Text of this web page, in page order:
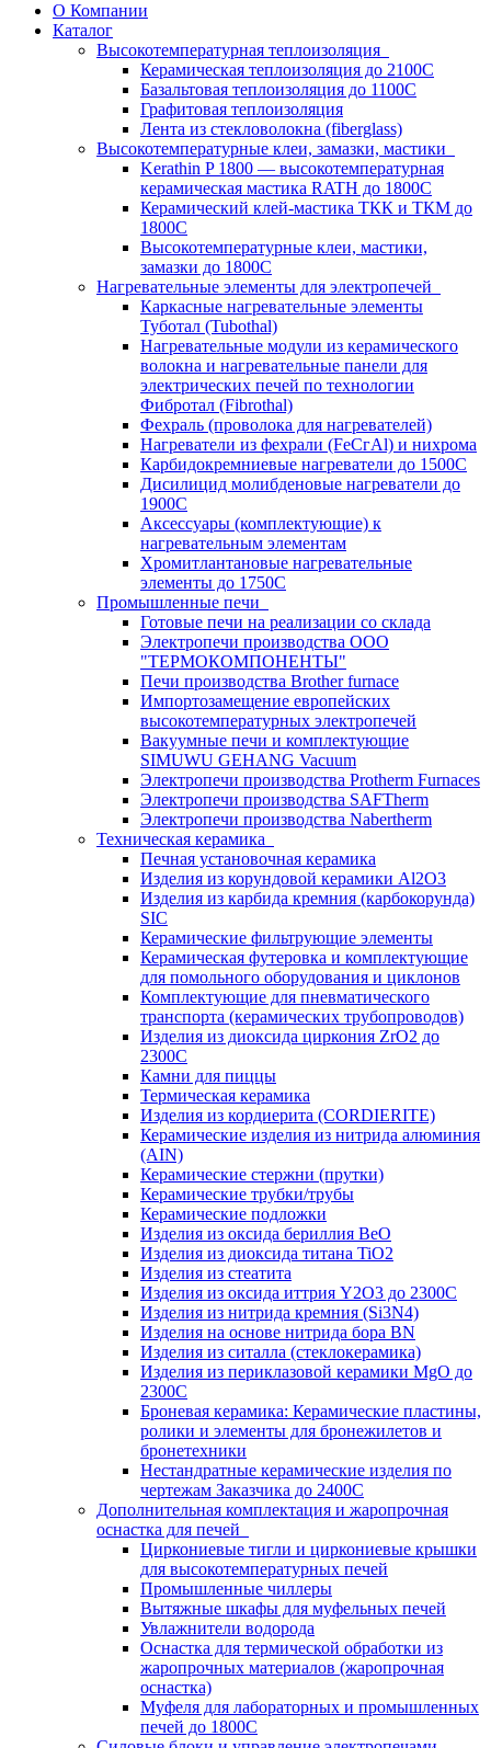
О Компании
Каталог
Высокотемпературная теплоизоляция
Керамическая теплоизоляция до 2100С
Базальтовая теплоизоляция до 1100С
Графитовая теплоизоляция
Лента из стекловолокна (fiberglass)
Высокотемпературные клеи, замазки, мастики
Kerathin P 1800 — высокотемпературная
керамическая мастика RATH до 1800C
Керамический клей-мастика ТКК и ТКМ до
1800С
Высокотемпературные клеи, мастики,
замазки до 1800С
Нагревательные элементы для электропечей
Каркасные нагревательные элементы
Туботал (Tubothal)
Нагревательные модули из керамического
волокна и нагревательные панели для
электрических печей по технологии
Фибротал (Fibrothal)
Фехраль (проволока для нагревателей)
Нагреватели из фехрали (FеСгАl) и нихрома
Карбидокремниевые нагреватели до 1500С
Дисилицид молибденовые нагреватели до
1900С
Аксессуары (комплектующие) к
нагревательным элементам
Хромитлантановые нагревательные
элементы до 1750С
Промышленные печи
Готовые печи на реализации со склада
Электропечи производства ООО
"ТЕРМОКОМПОНЕНТЫ"
Печи производства Brother furnace
Импортозамещение европейских
высокотемпературных электропечей
Вакуумные печи и комплектующие
SIMUWU GEHANG Vacuum
Электропечи производства Protherm Furnaces
Электропечи производства SAFTherm
Электропечи производства Nabertherm
Техническая керамика
Печная установочная керамика
Изделия из корундовой керамики Al2O3
Изделия из карбида кремния (карбокорунда)
SIC
Керамические фильтрующие элементы
Керамическая футеровка и комплектующие
для помольного оборудования и циклонов
Комплектующие для пневматического
транспорта (керамических трубопроводов)
Изделия из диоксида циркония ZrO2 до
2300С
Камни для пиццы
Термическая керамика
Изделия из кордиерита (CORDIERITE)
Керамические изделия из нитрида алюминия
(AIN)
Керамические стержни (прутки)
Керамические трубки/трубы
Керамические подложки
Изделия из оксида бериллия BeO
Изделия из диоксида титана TiO2
Изделия из стеатита
Изделия из оксида иттрия Y2O3 до 2300С
Изделия из нитрида кремния (Si3N4)
Изделия на основе нитрида бора BN
Изделия из ситалла (стеклокерамика)
Изделия из периклазовой керамики MgO до
2300С
Броневая керамика: Керамические пластины,
ролики и элементы для бронежилетов и
бронетехники
Нестандратные керамические изделия по
чертежам Заказчика до 2400С
Дополнительная комплектация и жаропрочная
оснастка для печей
Циркониевые тигли и циркониевые крышки
для высокотемпературных печей
Промышленные чиллеры
Вытяжные шкафы для муфельных печей
Увлажнители водорода
Оснастка для термической обработки из
жаропрочных материалов (жаропрочная
оснастка)
Муфеля для лабораторных и промышленных
печей до 1800С